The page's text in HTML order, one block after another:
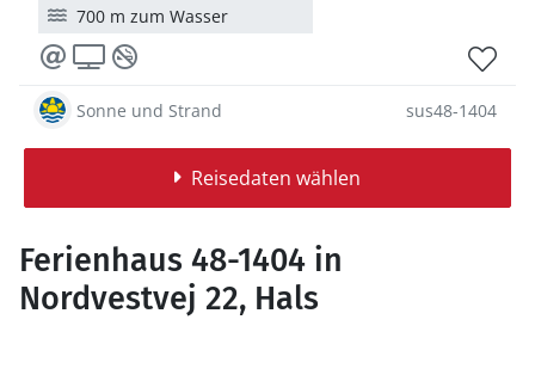
700 m zum Wasser
Sonne und Strand sus48-1404
Reisedaten wählen
Ferienhaus 48-1404 in
Nordvestvej 22, Hals